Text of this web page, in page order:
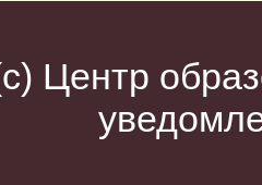
Центр